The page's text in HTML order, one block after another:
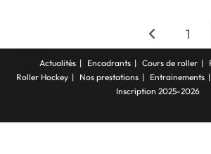
Novembre
Go to the1
Actualités Encadrants Cours de roller
Roller Hockey
Nos prestations Entrainements
Inscription 2025-2026